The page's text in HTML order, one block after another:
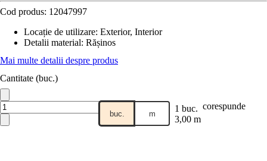
Cod produs: 12047997
Locație de utilizare: Exterior, Interior
Detalii material: Rășinos
Mai multe detalii despre produs
Cantitate (buc.)
buc. m 1 buc. corespunde
3,00 m